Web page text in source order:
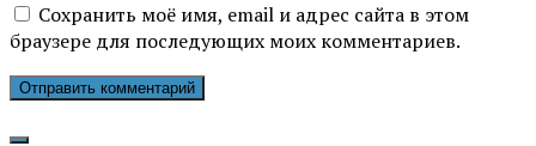
Сохранить моё имя, email и адрес сайта в этом
браузере для последующих моих комментариев.